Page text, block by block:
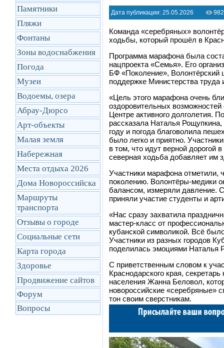
Памятники
Пляжи
Фонтаны
Зоны водоснабжения
Погода
Музеи
Водоемы, озера
Абрау-Дюрсо
Арт-объекты
Малая земля
Набережная
Места отдыха 2026
Дома Новороссийска
Маршруты
транcпорта
Отзывы о городе
Социальные сети
Карта города
Здоровье
Продвижение сайтов
Форум
Вопросы
Дата публикации: 25.05.2026
Команда «серебряных»
ходьбы, который прошёл в
Программа марафона была
нацпроекта «Семья». Его
БФ «Поколение», Волонтёрский
поддержке Министерства труда
«Цель этого марафона очень
оздоровительных
Центре активного долголетия.
рассказала Наталья
году и погода благоволила
было легко и приятно.
в том, что идут верной дорогой
северная ходьба добавляет им
Участники марафона отметили,
поколению. Волонтёры-медики
балансом, измеряли давление.
приняли участие студенты и
«Нас сразу захватила
мастер-класс от
кубанской символикой. Всё
Участники из разных городов
поделилась эмоциями Наталья
С приветственным словом к
Краснодарского края,
населения Жанна Беловол,
новороссийские «серебряные»
тон своим сверстникам.